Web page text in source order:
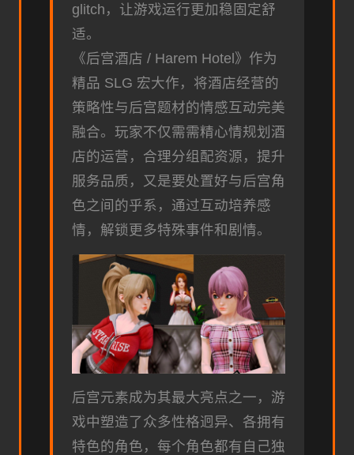
glitch，让游戏运行更加稳固定舒
适。
《后宫酒店 / Harem Hotel》作为
精品 SLG 宏大作，将酒店经营的
策略性与后宫题材的情感互动完美
融合。玩家不仅需需精心情规划酒
店的运营，合理分组配资源，提升
服务品质，又是要处置好与后宫角
色之间的乎系，通过互动培养感
情，解锁更多特殊事件和剧情。
后宫元素成为其最大亮点之一，游
戏中塑造了众多性格迥异、各拥有
特色的角色，每个角色都有自己独